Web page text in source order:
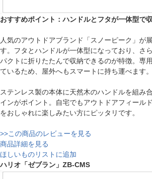
おすすめポイント：ハンドルとフタが一体型で
人気のアウトドアブランド「スノーピーク」が
す。フタとハンドルが一体型になっており、さ
パクトに折りたたんで収納できるのが特徴。専
ているため、屋外へもスマートに持ち運べます。
ステンレス製の本体に天然木のハンドルを組み
インがポイント。自宅でもアウトドアフィール
をおしゃれに楽しみたい方にピッタリです。
>>この商品のレビューを見る
商品詳細を見る
ほしいものリストに追加
ハリオ「ゼブラン」ZB-CMS